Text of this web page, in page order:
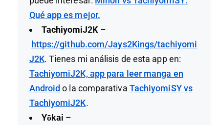
Qué app es mejor.
TachiyomiJ2K–
https://github.com/Jays2Kings/tachiyomi
J2K. Tienes mi análisis de esta app en:
TachiyomiJ2K, app para leer manga en
Android o la comparativa TachiyomiSY vs
TachiyomiJ2K.
Yōkai –